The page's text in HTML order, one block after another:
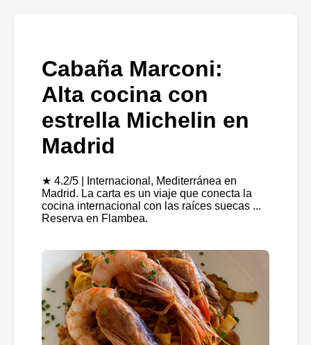
Cabaña Marconi:
Alta cocina con
estrella Michelin en
Madrid
★ 4.2/5 | Internacional, Mediterránea en
Madrid. La carta es un viaje que conecta la
cocina internacional con las raíces suecas ...
Reserva en Flambea.